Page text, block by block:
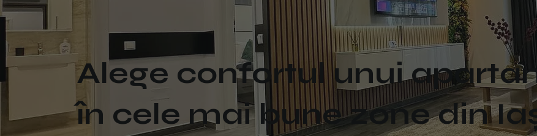
Alege confortul unui
în cele mai bune zone din